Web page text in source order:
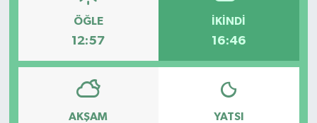
ÖĞLE
12:57
İKINDI
16:46
AKŞAM YATSI
Sürmanşet
Teknoloji
Yaşam